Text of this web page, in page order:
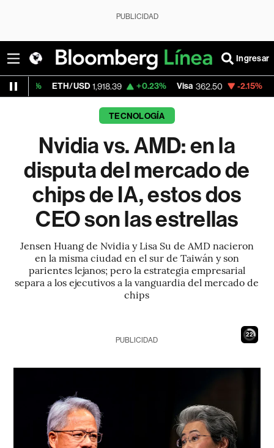
PUBLICIDAD
Ingresar
ETH/USD 1,918.39 +0.23% Visa 362.50 -2.15%
TECNOLOGÍA
Nvidia vs. AMD: en la
disputa del mercado de
chips de IA, estos dos
CEO son las estrellas
Jensen Huang de Nvidia y Lisa Su de AMD nacieron
en la misma ciudad en el sur de Taiwán y son
parientes lejanos; pero la estrategia empresarial
separa a los ejecutivos a la vanguardia del mercado de
chips
21
PUBLICIDAD